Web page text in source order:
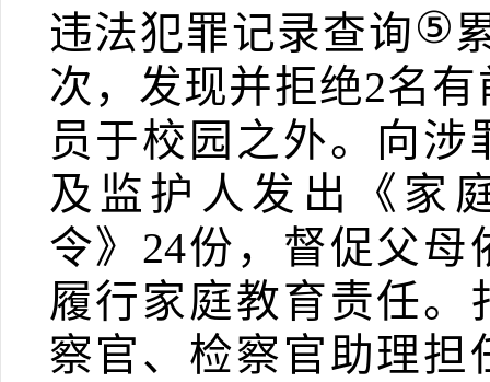
违法犯罪记录查询⑤
次，发现并拒绝2名有
员于校园之外。向涉
及监护人发出《家
令》 24份，督促父母
履行家庭教育责任。
察官、检察官助理担